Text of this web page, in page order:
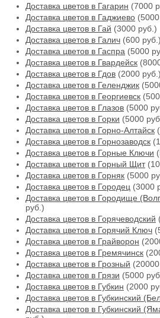
Доставка цветов в Гагарин (7000
Доставка цветов в Гаджиево
Доставка цветов в Гай (3000 руб.)
Доставка цветов в Галич (600 руб.)
Доставка цветов в Гаспра (5000
Доставка цветов в Гвардейск
Доставка цветов в Гдов (2000 руб.)
Доставка цветов в Геленджик
Доставка цветов в Георгиевск
Доставка цветов в Глазов (5000
Доставка цветов в Горки (5000
Доставка цветов в Горно-Алтайск
Доставка цветов в Горнозаводск
Доставка цветов в Горные Ключи
Доставка цветов в Горный Щит
Доставка цветов в Горняк (5000
Доставка цветов в Городец (3000
Доставка цветов в Городище
руб.)
Доставка цветов в Горячеводский
Доставка цветов в Горячий Ключ
Доставка цветов в Грайворон
Доставка цветов в Гремячинск
Доставка цветов в Грозный
Доставка цветов в Грязи (5000
Доставка цветов в Губкин (2000
Доставка цветов в Губкинский
Доставка цветов в Губкинский